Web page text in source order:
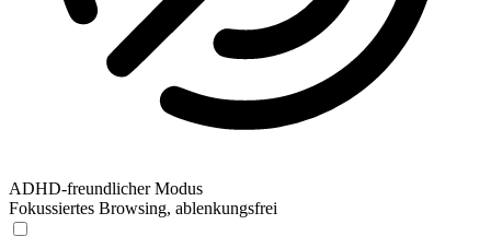
ADHD-freundlicher Modus
Fokussiertes Browsing, ablenkungsfrei